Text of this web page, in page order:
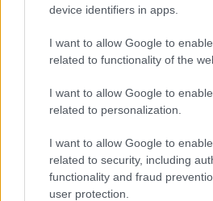
device identifiers in apps.
I want to allow Google to
related to functionality of the
I want to allow Google to
related to personalization.
I want to allow Google to
related to security, including
functionality and fraud
user protection.
baktērijām: produkti,
kuri siltumā kļūst
bīstami jau pēc dažām
stundām
19